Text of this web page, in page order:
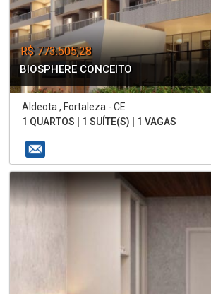
R$ 773.505,28
BIOSPHERE CONCEITO
Aldeota , Fortaleza - CE
1 QUARTOS | 1 SUÍTE(S) | 1 VAGAS